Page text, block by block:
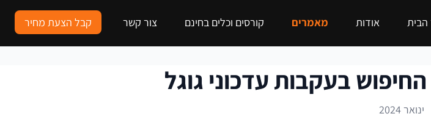
הבית אודות מאמרים קורסים וכלים בחינם צור קשר קבל הצעת מחיר
בעקבות עדכוני גוגל